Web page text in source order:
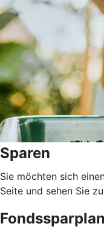
Sparen
Sie möchten sich
Seite und sehen Sie
Fondssparplan